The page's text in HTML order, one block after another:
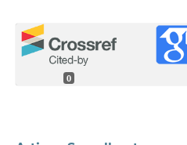
0